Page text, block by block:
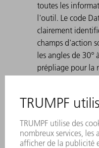
toutes les
l'outil. Le code
clairement
champs d'action
les angles de
prépliage pour la
de plis pointus
arrive que la tôle
matrice. Les
TRUMPF